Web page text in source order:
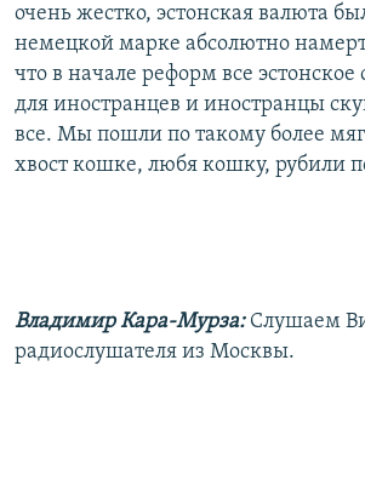
очень жестко, эстонская валюта
немецкой марке абсолютно
что в начале реформ все
для иностранцев и иностранцы
все. Мы пошли по такому более
хвост кошке, любя кошку, рубили
Владимир Кара-Мурза: Слушаем
радиослушателя из Москвы.